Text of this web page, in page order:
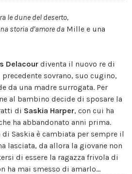
le dune del deserto,
storia d'amore da Mille e una
Delacour diventa il nuovo re di
sovrano, suo cugino,
da una madre surrogata. Per
al bambino decide di sposare la
di Saskia Harper, con cui ha
ha abbandonato anni prima.
Saskia è cambiata per sempre il
lasciata, da allora la giovane non
di essere la ragazza frivola di
ha mai smesso di amarlo...